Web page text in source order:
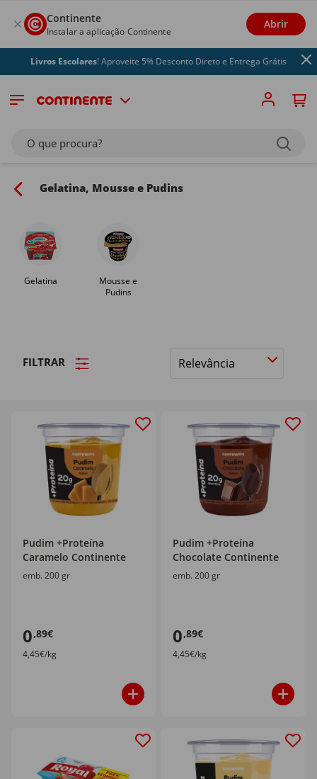
Continente
Instalar a aplicação Continente
Abrir
Escolares! Aproveite 5% Desconto Direto e Entrega Grátis
O que procura?
Gelatina, Mousse e Pudins
Gelatina
Mousse e
Pudins
FILTRAR
Ordenar
Pudim +Proteína
Caramelo Continente
emb. 200 gr
0,89€
4,45€/kg
Pudim +Proteína
Chocolate Continente
emb. 200 gr
0,89€
4,45€/kg